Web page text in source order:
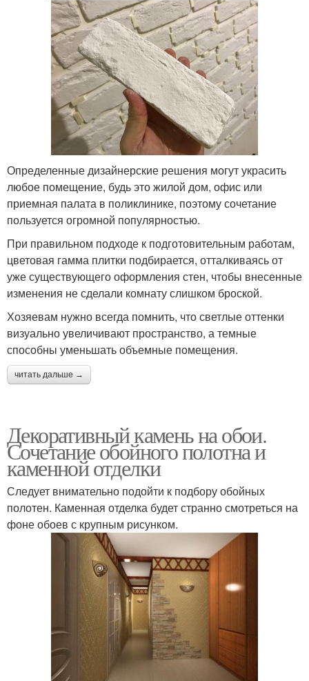
Определенные дизайнерские решения могут украсить
любое помещение, будь это жилой дом, офис или
приемная палата в поликлинике, поэтому сочетание
пользуется огромной популярностью.
При правильном подходе к подготовительным работам,
цветовая гамма плитки подбирается, отталкиваясь от
уже существующего оформления стен, чтобы внесенные
изменения не сделали комнату слишком броской.
Хозяевам нужно всегда помнить, что светлые оттенки
визуально увеличивают пространство, а темные
способны уменьшать объемные помещения.
читать дальше →
Декоративный камень на обои.
Сочетание обойного полотна и
каменной отделки
Следует внимательно подойти к подбору обойных
полотен. Каменная отделка будет странно смотреться на
фоне обоев с крупным рисунком.